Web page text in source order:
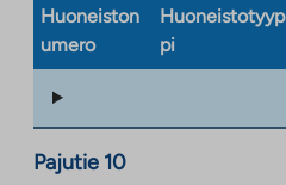
Huoneiston
umero
Huoneistotyyp
pi
Pajutie 10